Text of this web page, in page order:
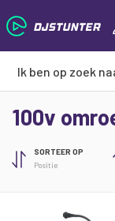
100v
SORTEER OP